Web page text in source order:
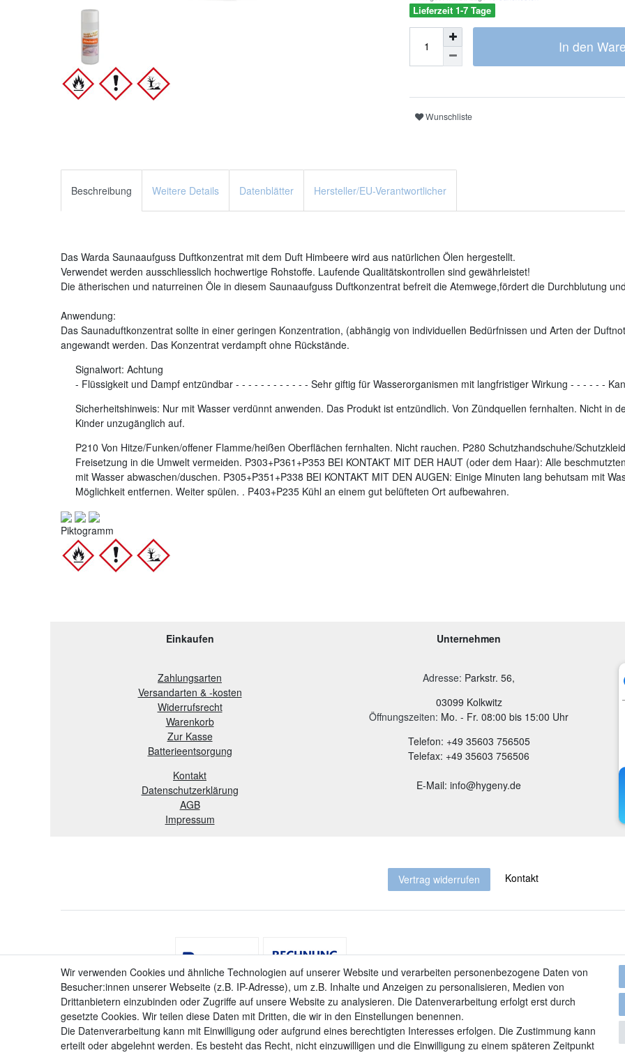
Lieferzeit 1-7 Tage
In den
Wunschliste
Beschreibung Weitere Details Datenblätter Hersteller/EU-Verantwortlicher
Das Warda Saunaaufguss Duftkonzentrat mit dem Duft Himbeere wird aus natürlichen Ölen hergestellt.
Verwendet werden ausschliesslich hochwertige Rohstoffe. Laufende Qualitätskontrollen sind gewährleistet!
Die ätherischen und naturreinen Öle in diesem Saunaaufguss Duftkonzentrat befreit die Atemwege,fördert die Durchblutung
Anwendung:
Das Saunaduftkonzentrat sollte in einer geringen Konzentration, (abhängig von individuellen Bedürfnissen und Arten der
angewandt werden. Das Konzentrat verdampft ohne Rückstände.
Signalwort: Achtung
- Flüssigkeit und Dampf entzündbar - - - - - - - - - - - - Sehr giftig für Wasserorganismen mit langfristiger Wirkung - - - - - -
Sicherheitshinweis: Nur mit Wasser verdünnt anwenden. Das Produkt ist entzündlich. Von Zündquellen fernhalten. Nicht in
Kinder unzugänglich auf.
P210 Von Hitze/Funken/offener Flamme/heißen Oberflächen fernhalten. Nicht rauchen. P280 Schutzhandschuhe/
Freisetzung in die Umwelt vermeiden. P303+P361+P353 BEI KONTAKT MIT DER HAUT (oder dem Haar): Alle
mit Wasser abwaschen/duschen. P305+P351+P338 BEI KONTAKT MIT DEN AUGEN: Einige Minuten lang behutsam mit
Möglichkeit entfernen. Weiter spülen. . P403+P235 Kühl an einem gut belüfteten Ort aufbewahren.
Piktogramm
Einkaufen
Zahlungsarten
Versandarten & -kosten
Widerrufsrecht
Warenkorb
Zur Kasse
Batterieentsorgung
Kontakt
Datenschutzerklärung
AGB
Impressum
Unternehmen
Adresse: Parkstr. 56,
03099 Kolkwitz
Öffnungszeiten: Mo. - Fr. 08:00 bis 15:00 Uhr
Telefon: +49 35603 756505
Telefax: +49 35603 756506
E-Mail: info@hygeny.de
Vertrag widerrufen Kontakt
Wir verwenden Cookies und ähnliche Technologien auf unserer Website und verarbeiten personenbezogene Daten von
Besucher:innen unserer Webseite (z.B. IP-Adresse), um z.B. Inhalte und Anzeigen zu personalisieren, Medien von
Drittanbietern einzubinden oder Zugriffe auf unsere Website zu analysieren. Die Datenverarbeitung erfolgt erst durch
gesetzte Cookies. Wir teilen diese Daten mit Dritten, die wir in den Einstellungen benennen.
Die Datenverarbeitung kann mit Einwilligung oder aufgrund eines berechtigten Interesses erfolgen. Die Zustimmung kann
erteilt oder abgelehnt werden. Es besteht das Recht, nicht einzuwilligen und die Einwilligung zu einem späteren Zeitpunkt